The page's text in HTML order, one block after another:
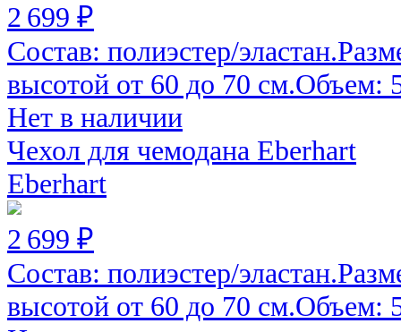
2 699 ₽
Состав: полиэстер/
высотой от 60 до 70 см.Объем:
Нет в наличии
Чехол для чемодана Eberhart
Eberhart
2 699 ₽
Состав: полиэстер/
высотой от 60 до 70 см.Объем: